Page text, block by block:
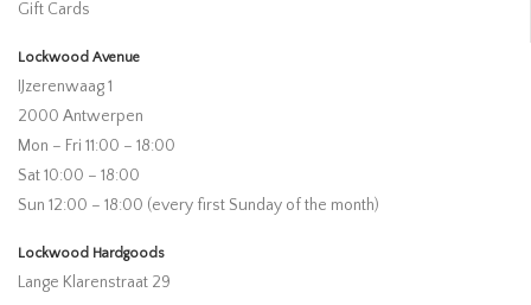
Gift Cards
Lockwood Avenue
IJzerenwaag 1
2000 Antwerpen
Mon – Fri 11:00 – 18:00
Sat 10:00 – 18:00
Sun 12:00 – 18:00 (every first Sunday of the month)
Lockwood Hardgoods
Lange Klarenstraat 29